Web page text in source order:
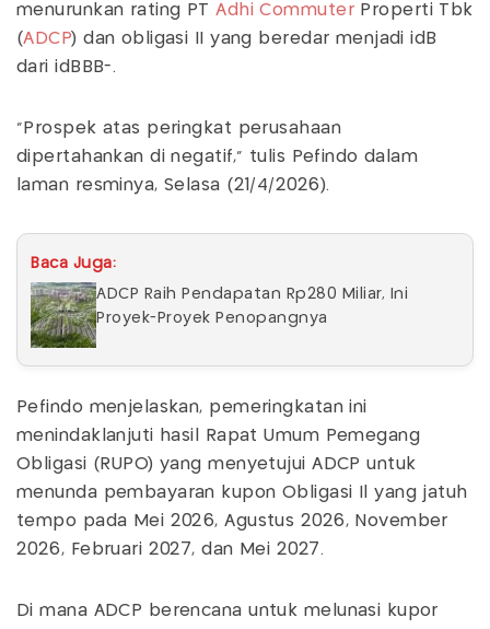
menurunkan rating PTAdhi CommuterProperti Tbk
(ADCP) dan obligasi II yang beredar menjadi idB
dari idBBB-.
"Prospek atas peringkat perusahaan
dipertahankan di negatif," tulis Pefindo dalam
laman resminya, Selasa (21/4/2026).
Baca Juga:
ADCP Raih Pendapatan Rp280 Miliar, Ini
Proyek-Proyek Penopangnya
Pefindo menjelaskan, pemeringkatan ini
menindaklanjuti hasil Rapat Umum Pemegang
Obligasi (RUPO) yang menyetujui ADCP untuk
menunda pembayaran kupon Obligasi Il yang jatuh
tempo pada Mei 2026, Agustus 2026, November
2026, Februari 2027, dan Mei 2027.
Di mana ADCP berencana untuk melunasi kupor